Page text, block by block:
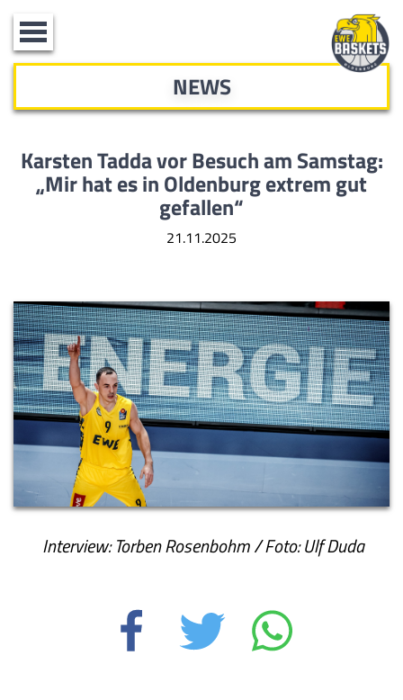
Toggle
navigation
NEWS
Karsten Tadda vor Besuch am Samstag:
„Mir hat es in Oldenburg extrem gut
gefallen“
21.11.2025
Interview: Torben Rosenbohm / Foto: Ulf Duda